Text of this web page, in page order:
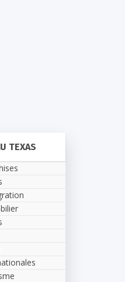
TEXAS